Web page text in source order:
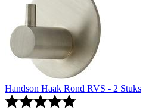
Handson Haak Rond RVS - 2 Stuks